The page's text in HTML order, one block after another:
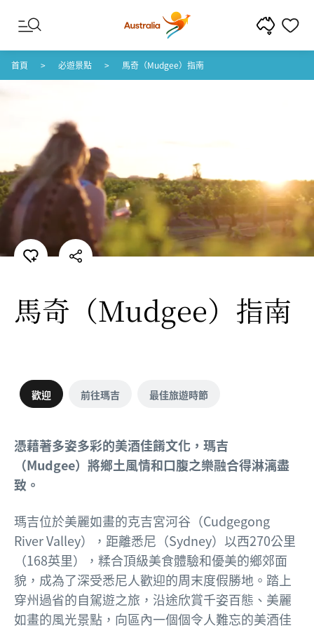
跳至內容
跳至頁尾導覽
首頁 必遊景點 馬奇（Mudgee）指南
馬奇 （Mudgee） 指南
歡迎 前往瑪吉 最佳旅遊時節
憑藉著多姿多彩的美酒佳餚文化，瑪吉
（Mudgee）將鄉土風情和口腹之樂融合得淋漓盡
致。
瑪吉位於美麗如畫的克吉宮河谷（Cudgegong
River Valley），距離悉尼（Sydney）以西270公里
（168英里），糅合頂級美食體驗和優美的鄉郊面
貌，成為了深受悉尼人歡迎的周末度假勝地。踏上
穿州過省的自駕遊之旅，沿途欣賞千姿百態、美麗
如畫的風光景點，向區內一個個令人難忘的美酒佳